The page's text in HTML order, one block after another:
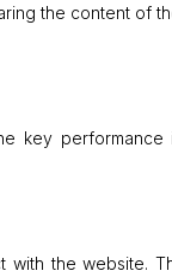
the content of
key
the website.